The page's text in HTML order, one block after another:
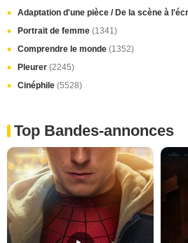
Adaptation d'une pièce / De la scène à
Portrait de femme (1341)
Comprendre le monde (1352)
Pleurer (2245)
Cinéphile (5528)
Top Bandes-annonces